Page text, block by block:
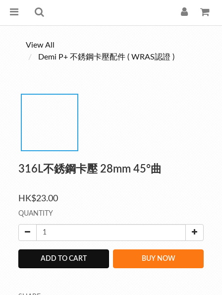
View All
Demi P+ 不銹鋼卡壓配件 ( WRAS認證 )
316L不銹鋼卡壓 28mm 45°曲
HK$23.00
QUANTITY
ADD TO CART BUY NOW